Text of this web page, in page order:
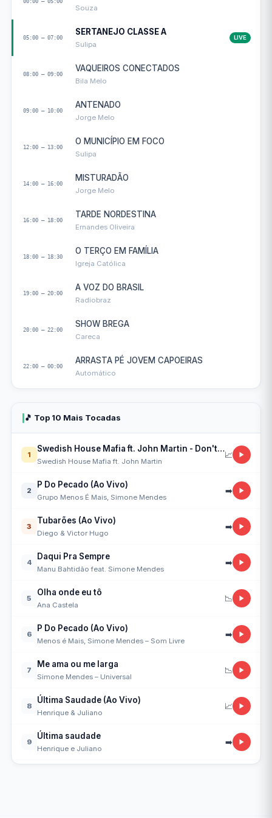
Souza
05:00 — 07:00
SERTANEJO CLASSE A
Sulipa
LIVE
08:00 — 09:00
VAQUEIROS CONECTADOS
Bila Melo
09:00 — 10:00
ANTENADO
Jorge Melo
12:00 — 13:00
O MUNICÍPIO EM FOCO
Sulipa
14:00 — 16:00
MISTURADÃO
Jorge Melo
16:00 — 18:00
TARDE NORDESTINA
Ernandes Oliveira
18:00 — 18:30
O TERÇO EM FAMÍLIA
Igreja Católica
19:00 — 20:00
A VOZ DO BRASIL
Radiobraz
20:00 — 22:00
SHOW BREGA
Careca
22:00 — 00:00
ARRASTA PÉ JOVEM CAPOEIRAS
Automático
🎵 Top 10 Mais Tocadas
1
Swedish House Mafia ft. John Martin - Don't You Worry Child
Swedish House Mafia ft. John Martin
📈
2
P Do Pecado (Ao Vivo)
Grupo Menos É Mais, Simone Mendes
➡️
3
Tubarões (Ao Vivo)
Diego & Victor Hugo
➡️
4
Daqui Pra Sempre
Manu Bahtidão feat. Simone Mendes
➡️
5
Olha onde eu tô
Ana Castela
📉
6
P Do Pecado (Ao Vivo)
Menos é Mais, Simone Mendes – Som Livre
➡️
7
Me ama ou me larga
Simone Mendes – Universal
📉
8
Última Saudade (Ao Vivo)
Henrique & Juliano
📈
9
Última saudade
Henrique e Juliano
➡️